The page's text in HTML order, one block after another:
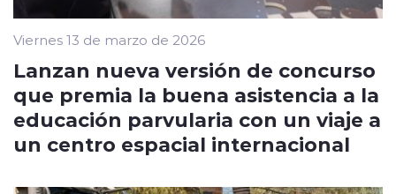
Viernes 13 de marzo de 2026
Lanzan nueva versión de concurso
que premia la buena asistencia a la
educación parvularia con un viaje a
un centro espacial internacional